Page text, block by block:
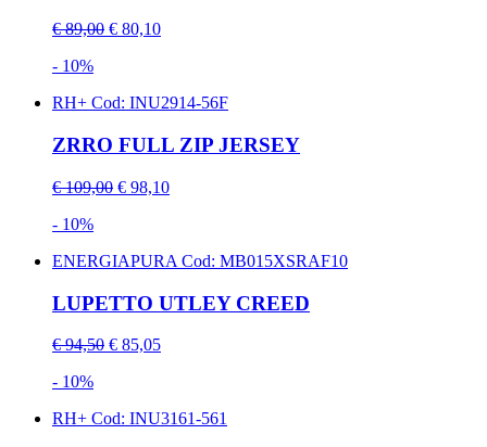
€ 89,00 € 80,10
- 10%
RH+ Cod: INU2914-56F
ZRRO FULL ZIP JERSEY
€ 109,00 € 98,10
- 10%
ENERGIAPURA Cod: MB015XSRAF10
LUPETTO UTLEY CREED
€ 94,50 € 85,05
- 10%
RH+ Cod: INU3161-561